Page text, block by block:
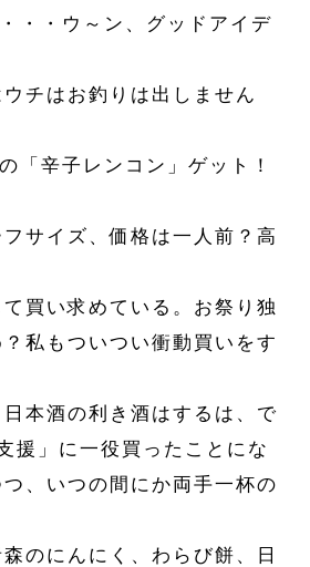
・・ウ～ン、グッドアイデ
ウチはお釣りは出しません
「辛子レンコン」ゲット！
サイズ、価格は一人前？高
買い求めている。お祭り独
私もついつい衝動買いをす
本酒の利き酒はするは、で
援」に一役買ったことにな
、いつの間にか両手一杯の
森のにんにく、わらび餅、日